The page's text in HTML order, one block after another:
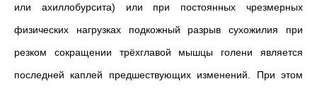
или ахиллобурсита) или при постоянных чрезмерных
физических нагрузках подкожный разрыв сухожилия при
резком сокращении трёхглавой мышцы голени является
последней каплей предшествующих изменений. При этом